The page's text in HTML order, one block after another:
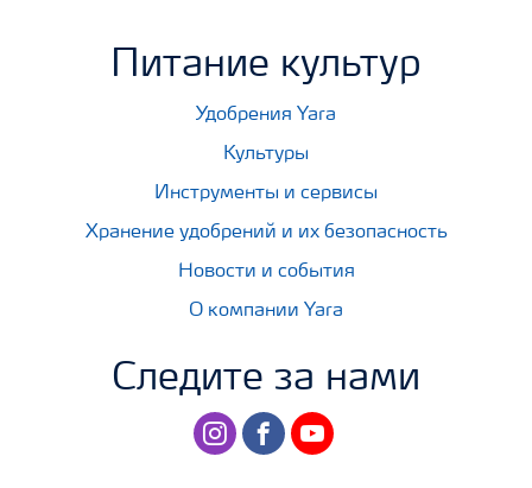
Питание культур
Удобрения Yara
Культуры
Инструменты и сервисы
Хранение удобрений и их безопасность
Новости и события
О компании Yara
Следите за нами
instagramfacebookyoutube